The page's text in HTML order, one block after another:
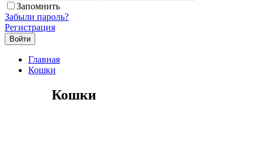
Запомнить
Забыли пароль?
Регистрация
Главная
Кошки
Кошки